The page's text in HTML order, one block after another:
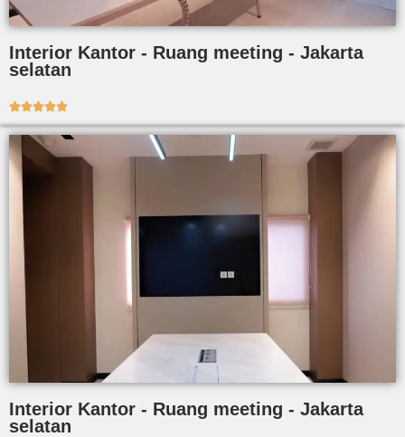
Interior Kantor - Ruang meeting - Jakarta
selatan

Interior Kantor - Ruang meeting - Jakarta
selatan